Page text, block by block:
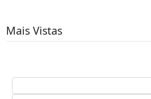
Mais Vistas